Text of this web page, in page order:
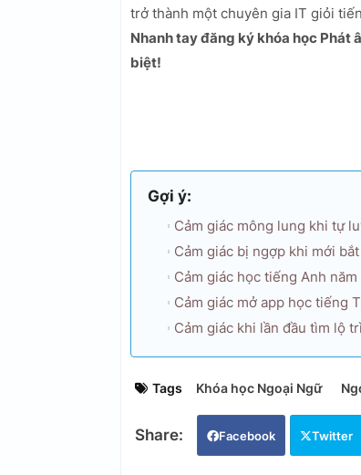
trở thành một chuyên gia IT giỏi
Nhanh tay đăng ký khóa học Phát
biệt!
Gợi ý:
Cảm giác mông lung khi tự
Cảm giác bị ngợp khi mới
Cảm giác học tiếng Anh
Cảm giác mở app học tiếng
Cảm giác khi lần đầu tìm lộ
Tags Khóa học Ngoại Ngữ
Facebook Twitter